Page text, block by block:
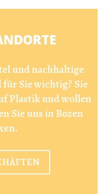
und nachhaltige
Sie wichtig? Sie
Plastik und wollen
Sie uns in Bozen